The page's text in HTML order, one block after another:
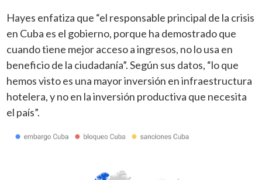
Hayes enfatiza que “el responsable principal de la crisis
en Cuba es el gobierno, porque ha demostrado que
cuando tiene mejor acceso a ingresos, no lo usa en
beneficio de la ciudadanía”. Según sus datos, “lo que
hemos visto es una mayor inversión en infraestructura
hotelera, y no en la inversión productiva que necesita
el país”.